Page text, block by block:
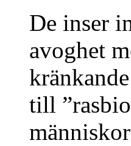
De inser
avoghet
till